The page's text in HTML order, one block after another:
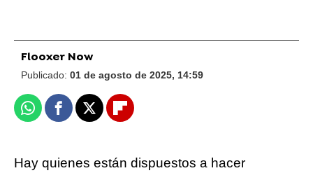
Flooxer Now
Publicado: 01 de agosto de 2025, 14:59
WhatsappFacebook
X Flipboard
Hay quienes están dispuestos a hacer